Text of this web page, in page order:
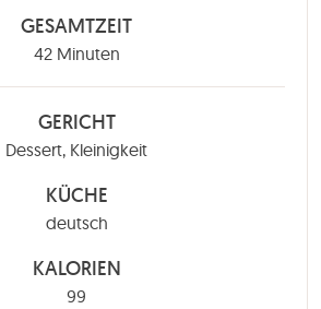
GESAMTZEIT
42Minuten
Minuten
GERICHT
Dessert, Kleinigkeit
KÜCHE
deutsch
KALORIEN
99